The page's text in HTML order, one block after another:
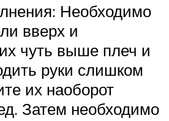
Необходимо
вверх и
чуть выше плеч и
руки слишком
их наоборот
Затем необходимо